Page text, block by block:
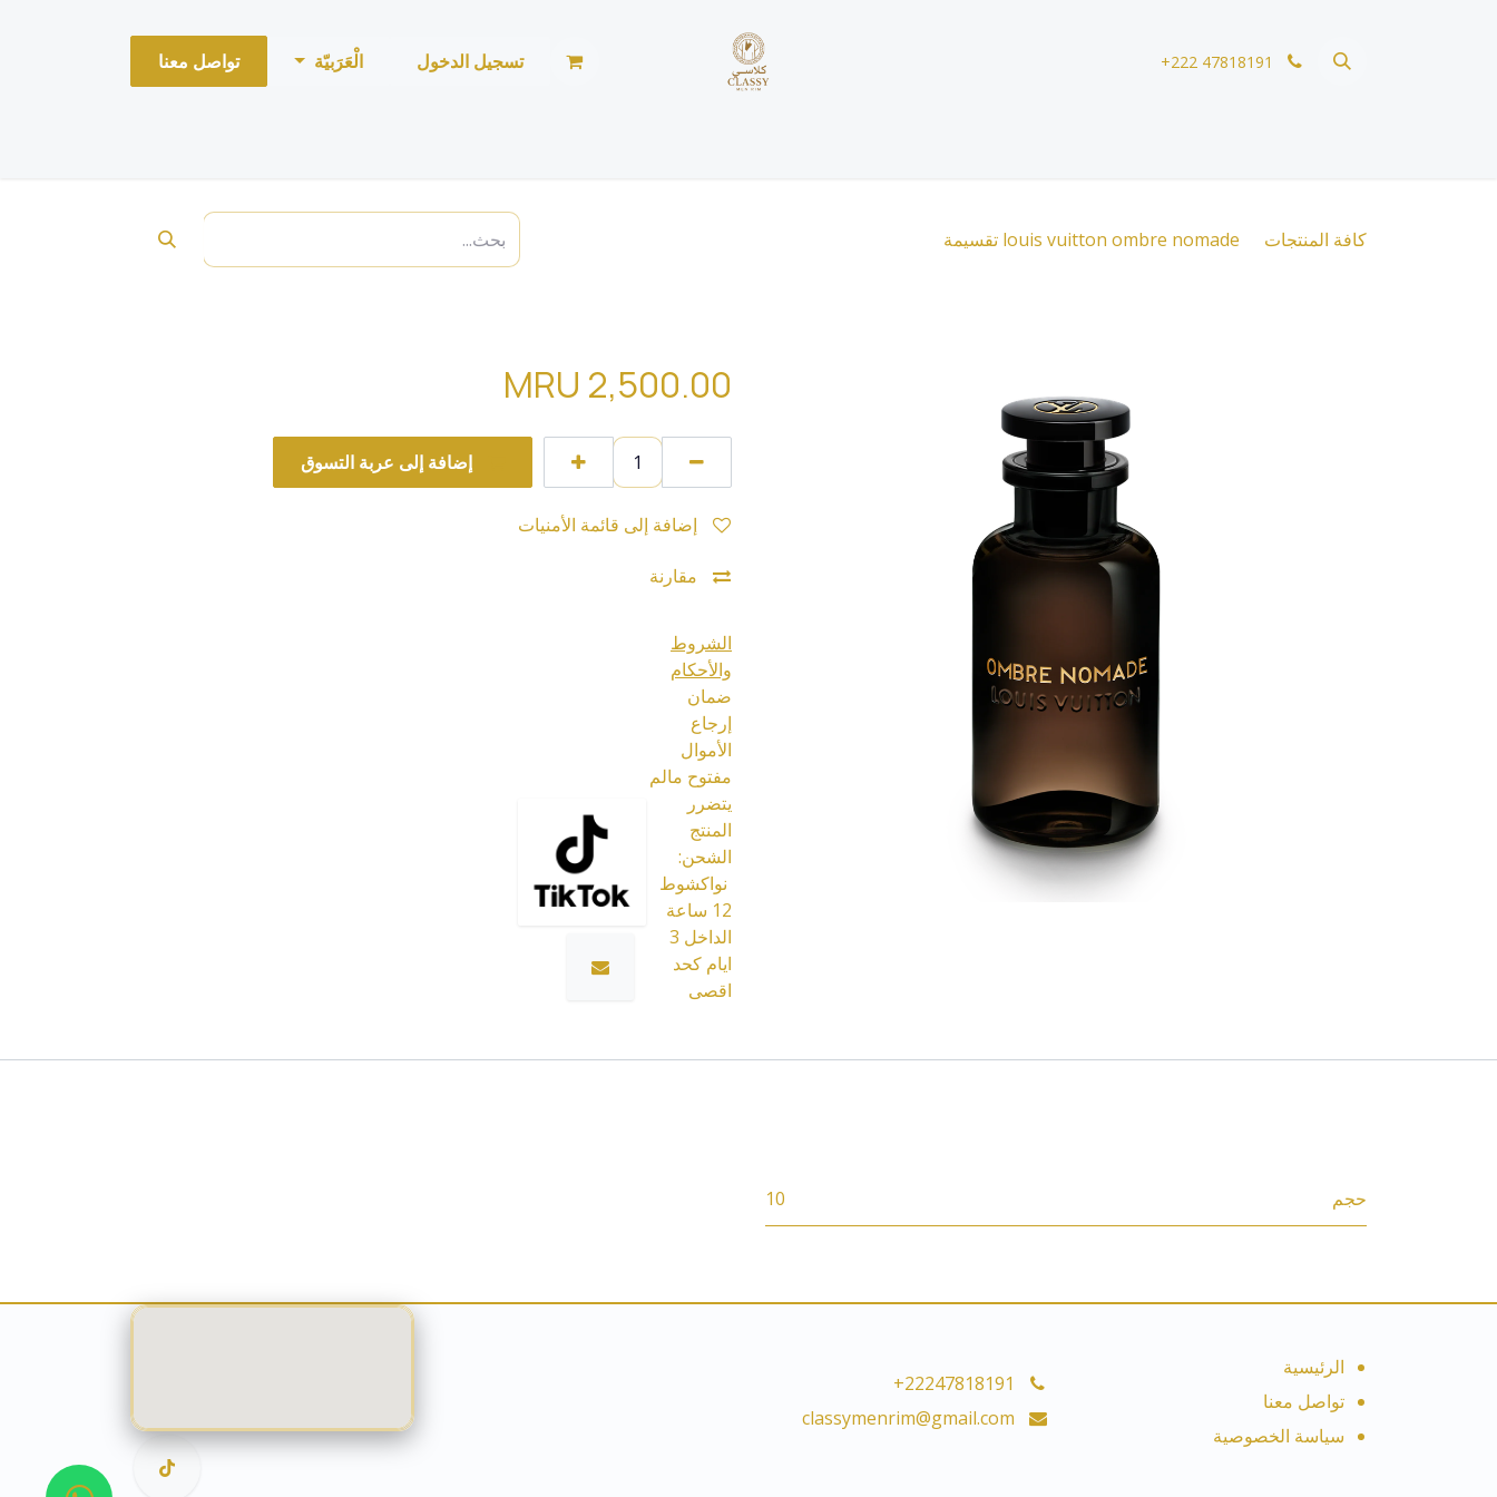
+222 47818191 تسجيل الدخول الْعَرَبيّة تواصل معنا
كافة المنتجات louis vuitton ombre nomade تقسيمة
2,500.00
إضافة إلى عربة التسوق
مقارنة
الشروط
والأحكام
ضمان
إرجاع
الأموال
مفتوح مالم
يتضرر
المنتج
الشحن:
نواكشوط
12 ساعة
الداخل 3
ايام كحد
اقصى
حجم 10
الرئيسية
تواصل معنا
سياسة الخصوصية
+22247818191
classymenrim@gmail.com